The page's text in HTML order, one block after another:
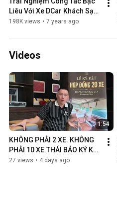
Liêu Với Xe DCar Khách Sạn
Di Động
198K views • 7 years ago
Videos
1:54
KHÔNG PHẢI 2 XE. KHÔNG
PHẢI 10 XE.THÁI BẢO KÝ KẾT
LUÔN 20 CHUYÊN CƠ DCAR!
27 views • 4 days ago